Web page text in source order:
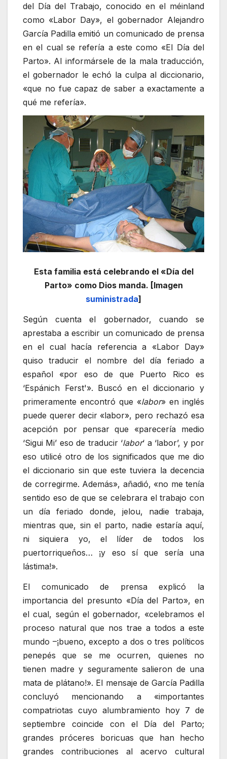
del Día del Trabajo, conocido en el méinland
como «Labor Day», el gobernador Alejandro
García Padilla emitió un comunicado de prensa
en el cual se refería a este como «El Día del
Parto». Al informársele de la mala traducción,
el gobernador le echó la culpa al diccionario,
«que no fue capaz de saber a exactamente a
qué me refería».
Esta familia está celebrando el «Día del
Parto» como Dios manda. [Imagen
suministrada]
Según cuenta el gobernador, cuando se
aprestaba a escribir un comunicado de prensa
en el cual hacía referencia a «Labor Day»
quiso traducir el nombre del día feriado a
español «por eso de que Puerto Rico es
‘Espánich Ferst'». Buscó en el diccionario y
primeramente encontró que «labor» en inglés
puede querer decir «labor», pero rechazó esa
acepción por pensar que «parecería medio
‘Sigui Mi’ eso de traducir ‘labor‘ a ‘labor’, y por
eso utilicé otro de los significados que me dio
el diccionario sin que este tuviera la decencia
de corregirme. Además», añadió, «no me tenía
sentido eso de que se celebrara el trabajo con
un día feriado donde, jelou, nadie trabaja,
mientras que, sin el parto, nadie estaría aquí,
ni siquiera yo, el líder de todos los
puertorriqueños… ¡y eso sí que sería una
lástima!».
El comunicado de prensa explicó la
importancia del presunto «Día del Parto», en
el cual, según el gobernador, «celebramos el
proceso natural que nos trae a todos a este
mundo –¡bueno, excepto a dos o tres políticos
penepés que se me ocurren, quienes no
tienen madre y seguramente salieron de una
mata de plátano!». El mensaje de García Padilla
concluyó mencionando a «importantes
compatriotas cuyo alumbramiento hoy 7 de
septiembre coincide con el Día del Parto;
grandes próceres boricuas que han hecho
grandes contribuciones al acervo cultural